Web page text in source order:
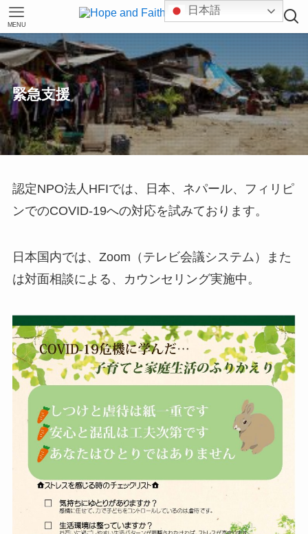
MENU
緊急支援
認定NPO法人HFIでは、日本、ネパール、フィリピ
ンでのCOVID-19への対応を試みております。
日本国内では、Zoom（テレビ会議システム）また
は対面相談による、カウンセリング実施中。
日本語